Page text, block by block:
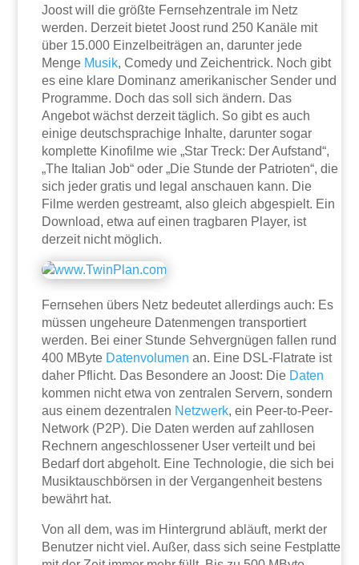
Joost will die größte Fernsehzentrale im Netz
werden. Derzeit bietet Joost rund 250 Kanäle mit
über 15.000 Einzelbeiträgen an, darunter jede
Menge Musik, Comedy und Zeichentrick. Noch gibt
es eine klare Dominanz amerikanischer Sender und
Programme. Doch das soll sich ändern. Das
Angebot wächst derzeit täglich. So gibt es auch
einige deutschsprachige Inhalte, darunter sogar
komplette Kinofilme wie „Star Treck: Der Aufstand“,
„The Italian Job“ oder „Die Stunde der Patrioten“, die
sich jeder gratis und legal anschauen kann. Die
Filme werden gestreamt, also gleich abgespielt. Ein
Download, etwa auf einen tragbaren Player, ist
derzeit nicht möglich.
Fernsehen übers Netz bedeutet allerdings auch: Es
müssen ungeheure Datenmengen transportiert
werden. Bei einer Stunde Sehvergnügen fallen rund
400 MByte Datenvolumen an. Eine DSL-Flatrate ist
daher Pflicht. Das Besondere an Joost: Die Daten
kommen nicht etwa von zentralen Servern, sondern
aus einem dezentralen Netzwerk, ein Peer-to-Peer-
Network (P2P). Die Daten werden auf zahllosen
Rechnern angeschlossener User verteilt und bei
Bedarf dort abgeholt. Eine Technologie, die sich bei
Musiktauschbörsen in der Vergangenheit bestens
bewährt hat.
Von all dem, was im Hintergrund abläuft, merkt der
Benutzer nicht viel. Außer, dass sich seine Festplatte